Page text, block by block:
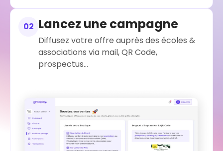
02 Lancez une campagne
Diffusez votre offre auprès des écoles &
associations via mail, QR Code,
prospectus...